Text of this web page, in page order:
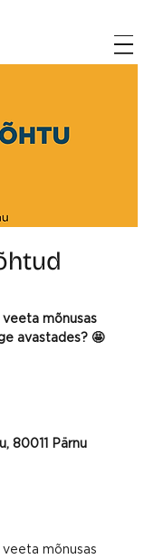
mõnusas
avastades? 🤩
80011 Pärnu
mõnusas